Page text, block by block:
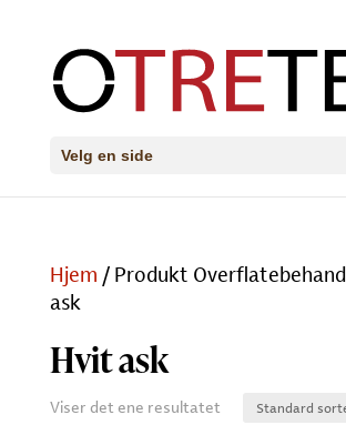
Velg en side
Hjem / Produkt
ask
Hvit ask
Viser det ene resultatet